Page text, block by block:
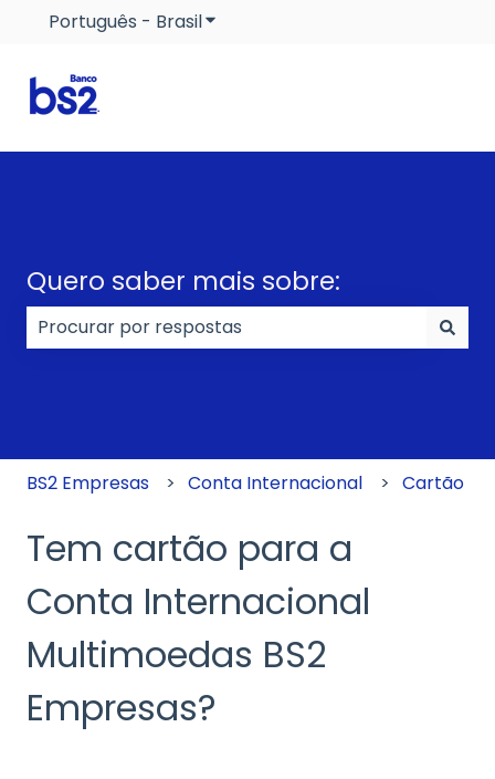
Português - BrasilMostrar submenu para traduções
Quero saber mais sobre:
BS2 Empresas Conta Internacional Cartão
Tem cartão para a
Conta Internacional
Multimoedas BS2
Empresas?